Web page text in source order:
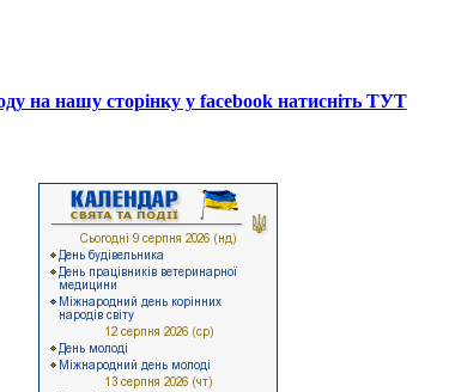
на нашу сторінку у facebook натисніть ТУТ